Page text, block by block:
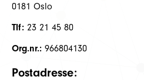
0181 Oslo
Tlf: 23 21 45 80
Org.nr.: 966804130
Postadresse: